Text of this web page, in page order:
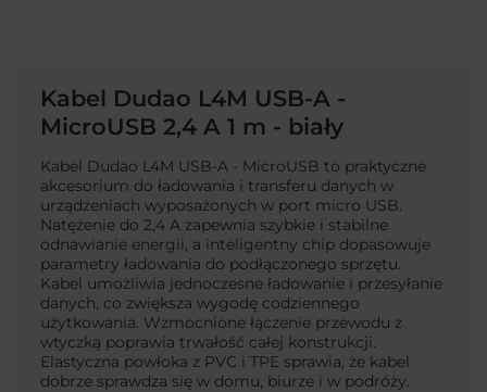
Kabel Dudao L4M USB-A -
MicroUSB 2,4 A 1 m - biały
Kabel Dudao L4M USB-A - MicroUSB to praktyczne
akcesorium do ładowania i transferu danych w
urządzeniach wyposażonych w port micro USB.
Natężenie do 2,4 A zapewnia szybkie i stabilne
odnawianie energii, a inteligentny chip dopasowuje
parametry ładowania do podłączonego sprzętu.
Kabel umożliwia jednoczesne ładowanie i przesyłanie
danych, co zwiększa wygodę codziennego
użytkowania. Wzmocnione łączenie przewodu z
wtyczką poprawia trwałość całej konstrukcji.
Elastyczna powłoka z PVC i TPE sprawia, że kabel
dobrze sprawdza się w domu, biurze i w podróży.